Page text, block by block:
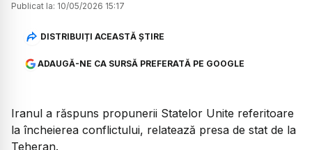
Publicat la: 10/05/2026 15:17
DISTRIBUIȚI ACEASTĂ ȘTIRE
ADAUGĂ-NE CA SURSĂ PREFERATĂ PE GOOGLE
Iranul a răspuns propunerii Statelor Unite referitoare
la încheierea conflictului, relatează presa de stat de la
Teheran.